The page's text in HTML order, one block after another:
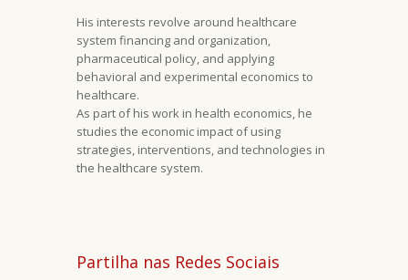
His interests revolve around healthcare
system financing and organization,
pharmaceutical policy, and applying
behavioral and experimental economics to
healthcare.
As part of his work in health economics, he
studies the economic impact of using
strategies, interventions, and technologies in
the healthcare system.
Partilha nas Redes Sociais